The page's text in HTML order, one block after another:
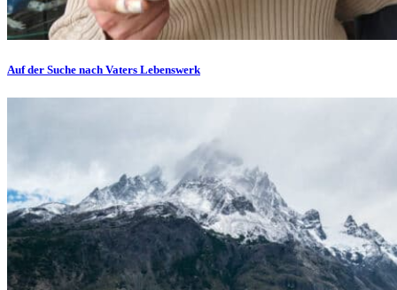
Auf der Suche nach Vaters Lebenswerk